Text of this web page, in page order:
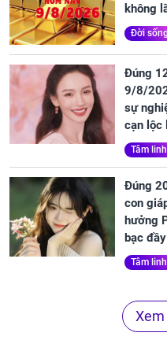
không
Đời sống
Đúng
9/8/
sự
cạn lộc
Tâm
Đúng
con
hưởng
bạc
Tâm